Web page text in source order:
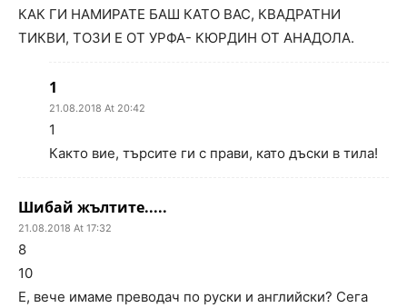
КАК ГИ НАМИРАТЕ БАШ КАТО ВАС, КВАДРАТНИ
ТИКВИ, ТОЗИ Е ОТ УРФА- КЮРДИН ОТ АНАДОЛА.
1
21.08.2018 At 20:42
1
Както вие, търсите ги с прави, като дъски в тила!
Шибай жълтите.....
21.08.2018 At 17:32
8
10
Е, вече имаме преводач по руски и английски? Сега